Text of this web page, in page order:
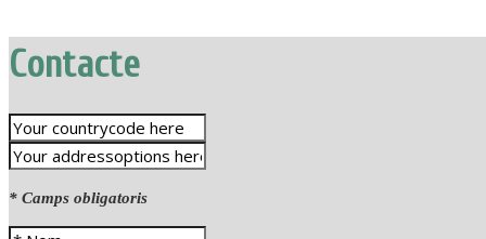
Contacte
* Camps obligatoris